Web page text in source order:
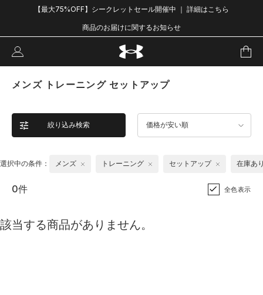
【最大75%OFF】シークレットセール開催中 ｜ 詳細はこちら
商品のお届けに関するお知らせ
メンズ トレーニング セットアップ
絞り込み検索 価格が安い順
選択中の条件： メンズ トレーニング セットアップ 在庫あ
0件 全色表示
該当する商品がありません。